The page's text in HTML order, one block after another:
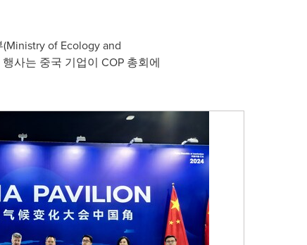
of Ecology and
사는 중국 기업이 COP 총회에